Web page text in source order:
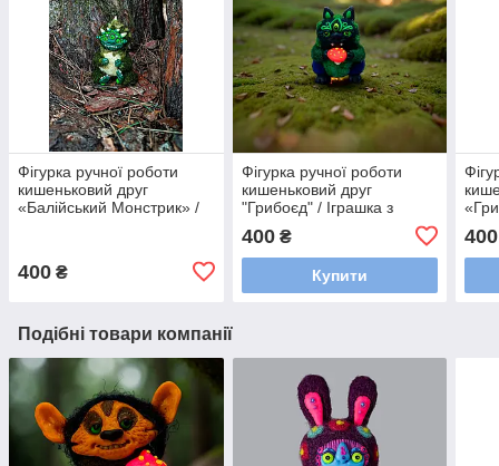
Фігурка ручної роботи
кишеньковий друг
«Балійський Монстрик» /
400 ₴
Фігурка ручної роботи
кишеньковий друг
"Грибоєд" / Іграшка з
валяної вовни екологічна
дитяча
400₴
Купити
400
Подібні товари компанії